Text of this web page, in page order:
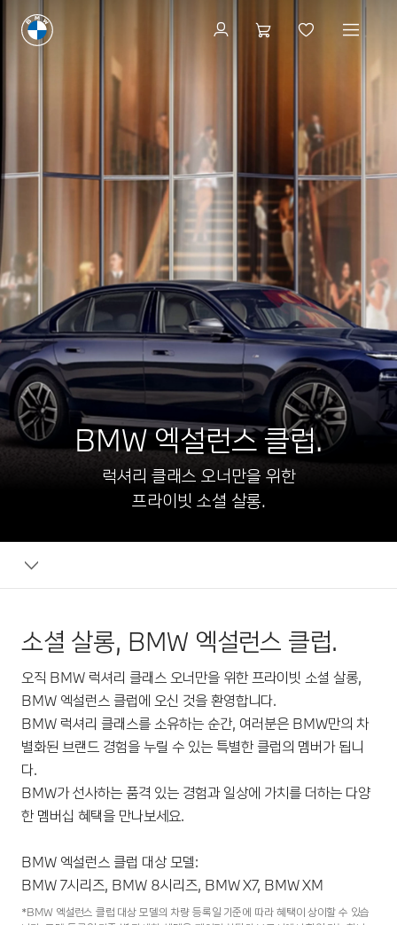
BMW 엑설런스 클럽.
럭셔리 클래스 오너만을 위한
프라이빗 소셜 살롱.
소셜 살롱, BMW 엑설런스 클럽.
오직 BMW 럭셔리 클래스 오너만을 위한 프라이빗 소셜 살롱,
BMW 엑설런스 클럽에 오신 것을 환영합니다.
BMW 럭셔리 클래스를 소유하는 순간, 여러분은 BMW만의 차
별화된 브랜드 경험을 누릴 수 있는 특별한 클럽의 멤버가 됩니
다.
BMW가 선사하는 품격 있는 경험과 일상에 가치를 더하는 다양
한 멤버십 혜택을 만나보세요.
BMW 엑설런스 클럽 대상 모델:
BMW 7시리즈, BMW 8시리즈, BMW X7, BMW XM
*BMW 엑설런스 클럽 대상 모델의 차량 등록일 기준에 따라 혜택이 상이할 수 있습